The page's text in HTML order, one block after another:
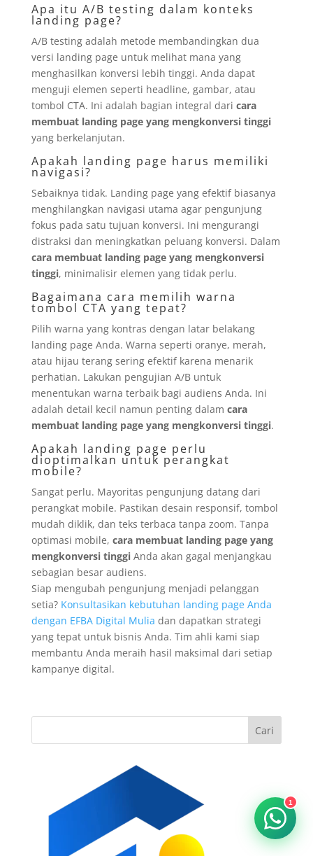
Apa itu A/B testing dalam konteks
landing page?
A/B testing adalah metode membandingkan dua
versi landing page untuk melihat mana yang
menghasilkan konversi lebih tinggi. Anda dapat
menguji elemen seperti headline, gambar, atau
tombol CTA. Ini adalah bagian integral dari cara
membuat landing page yang mengkonversi tinggi
yang berkelanjutan.
Apakah landing page harus memiliki
navigasi?
Sebaiknya tidak. Landing page yang efektif biasanya
menghilangkan navigasi utama agar pengunjung
fokus pada satu tujuan konversi. Ini mengurangi
distraksi dan meningkatkan peluang konversi. Dalam
cara membuat landing page yang mengkonversi
tinggi, minimalisir elemen yang tidak perlu.
Bagaimana cara memilih warna
tombol CTA yang tepat?
Pilih warna yang kontras dengan latar belakang
landing page Anda. Warna seperti oranye, merah,
atau hijau terang sering efektif karena menarik
perhatian. Lakukan pengujian A/B untuk
menentukan warna terbaik bagi audiens Anda. Ini
adalah detail kecil namun penting dalam cara
membuat landing page yang mengkonversi tinggi.
Apakah landing page perlu
dioptimalkan untuk perangkat
mobile?
Sangat perlu. Mayoritas pengunjung datang dari
perangkat mobile. Pastikan desain responsif, tombol
mudah diklik, dan teks terbaca tanpa zoom. Tanpa
optimasi mobile, cara membuat landing page yang
mengkonversi tinggiAnda akan gagal menjangkau
sebagian besar audiens.
Siap mengubah pengunjung menjadi pelanggan
setia? Konsultasikan kebutuhan landing page Anda
dengan EFBA Digital Mulia dan dapatkan strategi
yang tepat untuk bisnis Anda. Tim ahli kami siap
membantu Anda meraih hasil maksimal dari setiap
kampanye digital.
Cari
1